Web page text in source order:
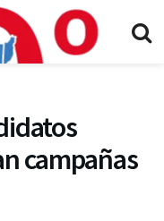
campañas